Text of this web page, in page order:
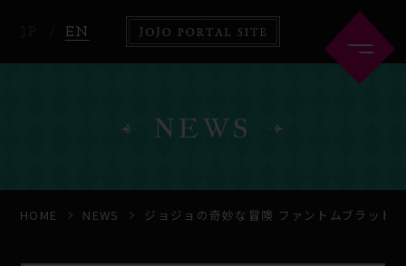
EN
HOME ABOUT
NEWS
HOME NEWS ジョジョの奇妙な冒険 ファントムブラッド